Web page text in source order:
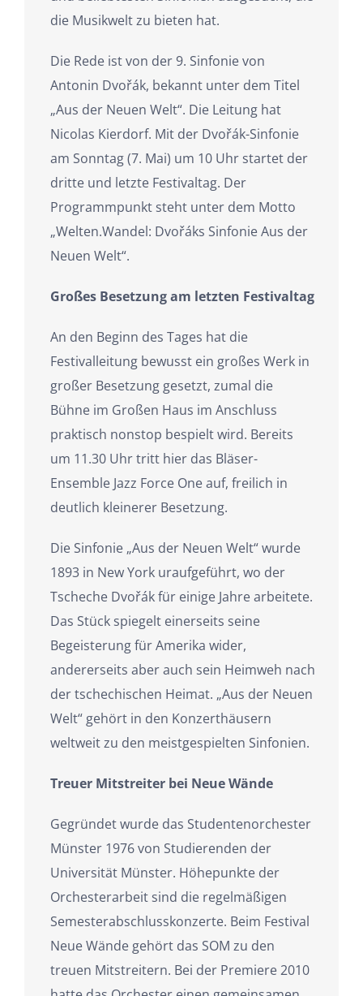
die Musikwelt zu bieten hat.
Die Rede ist von der 9. Sinfonie von
Antonin Dvořák, bekannt unter dem Titel
„Aus der Neuen Welt“. Die Leitung hat
Nicolas Kierdorf. Mit der Dvořák-Sinfonie
am Sonntag (7. Mai) um 10 Uhr startet der
dritte und letzte Festivaltag. Der
Programmpunkt steht unter dem Motto
„Welten.Wandel: Dvořáks Sinfonie Aus der
Neuen Welt“.
Großes Besetzung am letzten Festivaltag
An den Beginn des Tages hat die
Festivalleitung bewusst ein großes Werk in
großer Besetzung gesetzt, zumal die
Bühne im Großen Haus im Anschluss
praktisch nonstop bespielt wird. Bereits
um 11.30 Uhr tritt hier das Bläser-
Ensemble Jazz Force One auf, freilich in
deutlich kleinerer Besetzung.
Die Sinfonie „Aus der Neuen Welt“ wurde
1893 in New York uraufgeführt, wo der
Tscheche Dvořák für einige Jahre arbeitete.
Das Stück spiegelt einerseits seine
Begeisterung für Amerika wider,
andererseits aber auch sein Heimweh nach
der tschechischen Heimat. „Aus der Neuen
Welt“ gehört in den Konzerthäusern
weltweit zu den meistgespielten Sinfonien.
Treuer Mitstreiter bei Neue Wände
Gegründet wurde das Studentenorchester
Münster 1976 von Studierenden der
Universität Münster. Höhepunkte der
Orchesterarbeit sind die regelmäßigen
Semesterabschlusskonzerte. Beim Festival
Neue Wände gehört das SOM zu den
treuen Mitstreitern. Bei der Premiere 2010